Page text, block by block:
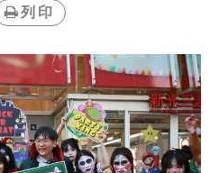
列印